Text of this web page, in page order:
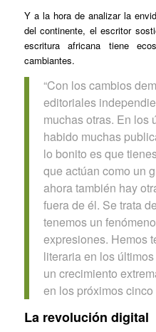
Y a la hora de analizar la
del continente, el escritor
escritura africana tiene
cambiantes.
“Con los cambios
editoriales
muchas otras. En los
habido muchas
lo bonito es que
que actúan como un
ahora también hay
fuera de él. Se trata
tenemos un
expresiones. Hemos
literaria en los
un crecimiento
en los próximos cinco
La revolución digital